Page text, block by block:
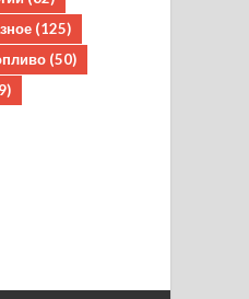
(125)
(50)